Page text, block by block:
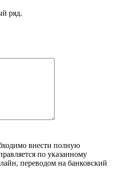
ряд.
внести полную
по указанному
переводом на банковский